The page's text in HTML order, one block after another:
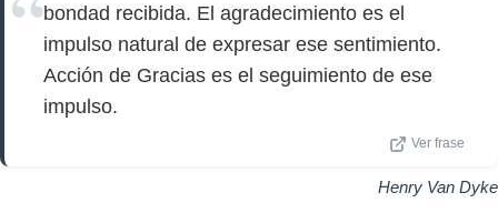
bondad recibida. El agradecimiento es el
impulso natural de expresar ese sentimiento.
Acción de Gracias es el seguimiento de ese
impulso.
Ver frase
Henry Van Dyke